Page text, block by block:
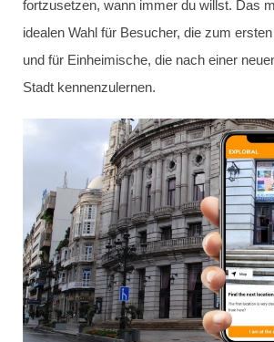
fortzusetzen, wann immer du willst. Das
idealen Wahl für Besucher, die zum
und für Einheimische, die nach einer
Stadt kennenzulernen.